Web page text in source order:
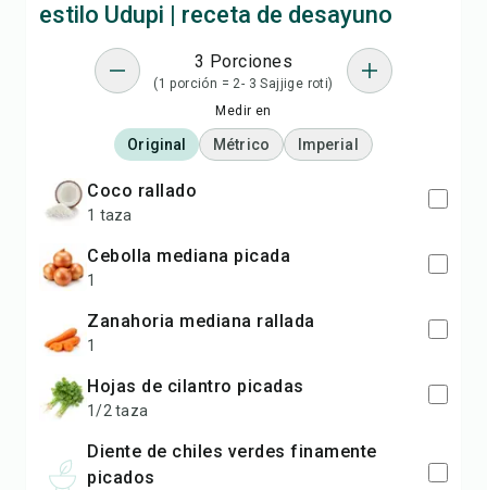
estilo Udupi | receta de desayuno
3 Porciones
(1 porción = 2- 3 Sajjige roti)
Medir en
Original Métrico Imperial
coco rallado
1 taza
cebolla mediana picada
1
zanahoria mediana rallada
1
hojas de cilantro picadas
1/2 taza
diente de chiles verdes finamente
picados